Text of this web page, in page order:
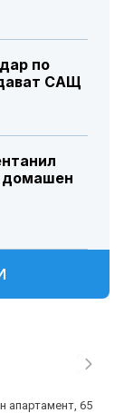
по
САЩ
домашен
апартамент, 65